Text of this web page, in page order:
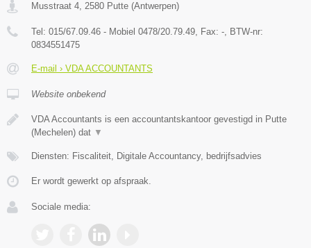
Musstraat 4, 2580 Putte (Antwerpen)
Tel: 015/67.09.46 - Mobiel 0478/20.79.49, Fax: -, BTW-nr:
0834551475
E-mail › VDA ACCOUNTANTS
Website onbekend
VDA Accountants is een accountantskantoor gevestigd in Putte
(Mechelen) dat ▼
Diensten: Fiscaliteit, Digitale Accountancy, bedrijfsadvies
Er wordt gewerkt op afspraak.
Sociale media: